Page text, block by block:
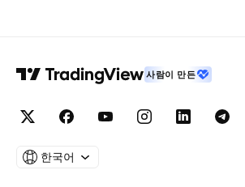
사람이 만든
한국어